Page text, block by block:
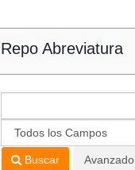
Repo Abreviatura
Buscar Avanzado